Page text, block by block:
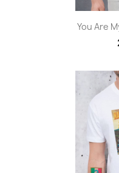
You Are